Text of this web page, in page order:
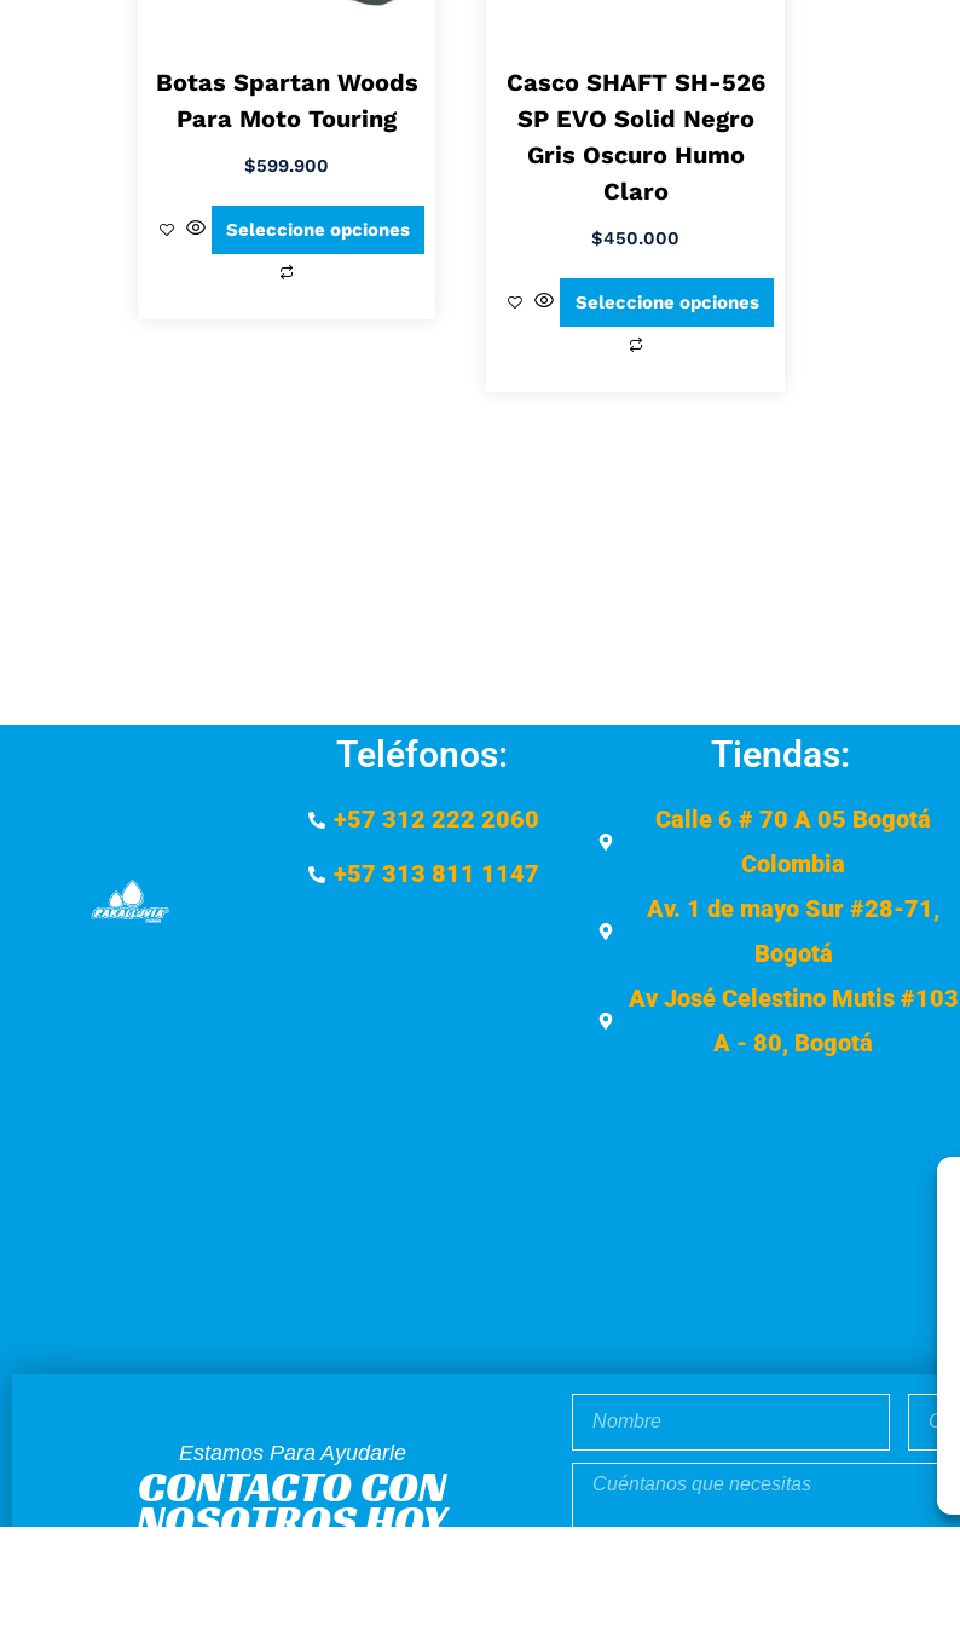
Botas Spartan Woods
Para Moto Touring
$599.900
Seleccione opciones
Casco SHAFT SH-526
SP EVO Solid Negro
Gris Oscuro Humo
Claro
$450.000
Seleccione opciones
Teléfonos:
+57 312 222 2060
+57 313 811 1147
Tiendas:
Calle 6 # 70 A 05 Bogotá
Colombia
Av. 1 de mayo Sur #28-71,
Bogotá
Av José Celestino Mutis #103
A - 80, Bogotá
Estamos Para Ayudarle
CONTACTO CON
NOSOTROS HOY